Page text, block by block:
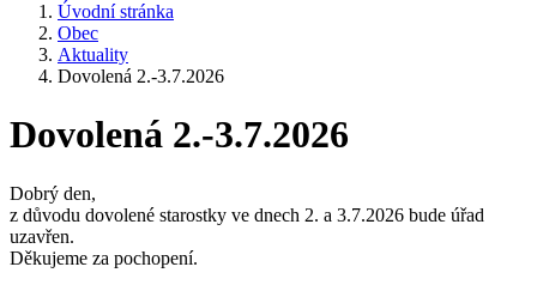
Úvodní stránka
Obec
Aktuality
Dovolená 2.-3.7.2026
Dovolená 2.-3.7.2026
Dobrý den,
z důvodu dovolené starostky ve dnech 2. a 3.7.2026 bude úřad
uzavřen.
Děkujeme za pochopení.